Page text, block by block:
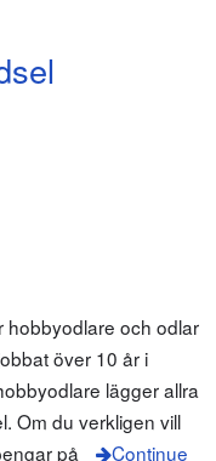
hobbyodlare och odlar
över 10 år i
lägger allra
Om du verkligen vill
på
Continue